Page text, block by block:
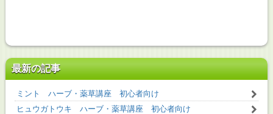
最新の記事
ミント ハーブ・薬草講座 初心者向け
ヒュウガトウキ ハーブ・薬草講座 初心者向け